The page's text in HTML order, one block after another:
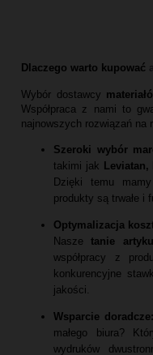
Dlaczego warto kupować
Wybór dostawcy
Współpraca z nami to
najnowszych rozwiązań na
Szeroki wybór
takimi jak
Dzięki temu mamy
produkty są trwałe i
Optymalizacja
Naszetanie
współpracy z
konkurencyjne
jakości.
Wsparcie doradcze:
małego biura?
wydruków